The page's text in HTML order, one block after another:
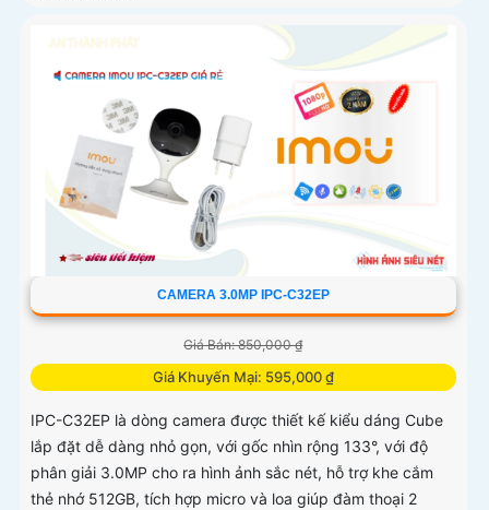
CAMERA 3.0MP IPC-C32EP
Giá Bán: 850,000 ₫
Giá Khuyến Mại: 595,000 ₫
IPC-C32EP là dòng camera được thiết kế kiểu dáng Cube
lắp đặt dễ dàng nhỏ gọn, với gốc nhìn rộng 133°, với độ
phân giải 3.0MP cho ra hình ảnh sắc nét, hỗ trợ khe cắm
thẻ nhớ 512GB, tích hợp micro và loa giúp đàm thoại 2